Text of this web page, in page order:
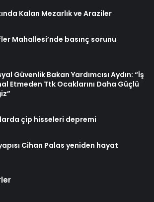
Kalan Mezarlık ve Araziler
Mahallesi’nde basınç sorunu
Güvenlik Bakan Yardımcısı Aydın: “İş
Etmeden Ttk Ocaklarını Daha Güçlü
çip hisseleri depremi
Cihan Palas yeniden hayat